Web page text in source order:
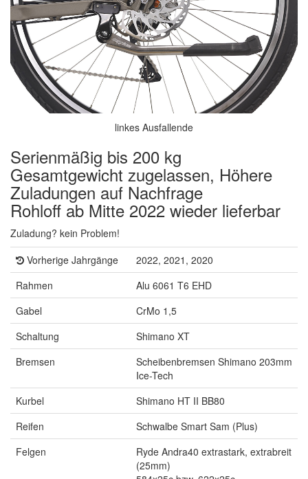
linkes Ausfallende
Serienmäßig bis 200 kg
Gesamtgewicht zugelassen, Höhere
Zuladungen auf Nachfrage
Rohloff ab Mitte 2022 wieder lieferbar
Zuladung? kein Problem!
Vorherige Jahrgänge
2022, 2021, 2020
Rahmen
Alu 6061 T6 EHD
Gabel
CrMo 1,5
Schaltung
Shimano XT
Bremsen
Scheibenbremsen Shimano 203mm
Ice-Tech
Kurbel
Shimano HT II BB80
Reifen
Schwalbe Smart Sam (Plus)
Felgen
Ryde Andra40 extrastark, extrabreit
(25mm)